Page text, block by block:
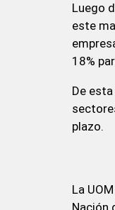
Luego
este
18%
De
plazo.
La